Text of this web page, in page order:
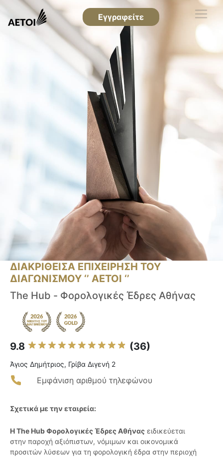
Εγγραφείτε
ΔΙΑΚΡΙΘΕΙΣΑ ΕΠΙΧΕΙΡΗΣΗ ΤΟΥ
ΔΙΑΓΩΝΙΣΜΟΥ ‘’ ΑΕΤΟΙ ‘’
The Hub - Φορολογικές Έδρες Αθήνας
9.8 (36)
Άγιος Δημήτριος, Γρίβα Διγενή 2
Εμφάνιση αριθμού τηλεφώνου
Σχετικά με την εταιρεία:
Η The Hub Φορολογικές Έδρες Αθήνας ειδικεύεται
στην παροχή αξιόπιστων, νόμιμων και οικονομικά
προσιτών λύσεων για τη φορολογική έδρα στην περιοχή